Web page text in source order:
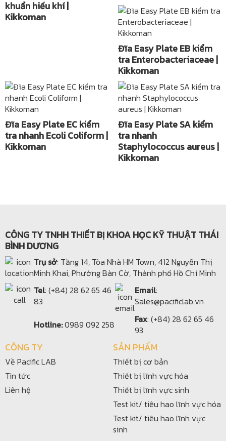
khuẩn hiếu khí |
Kikkoman
Đĩa Easy Plate EB kiểm
tra Enterobacteriaceae |
Kikkoman
Đĩa Easy Plate EC kiểm
tra nhanh Ecoli Coliform |
Kikkoman
Đĩa Easy Plate SA kiểm
tra nhanh
Staphylococcus aureus |
Kikkoman
CÔNG TY TNHH THIẾT BỊ KHOA HỌC KỸ THUẬT THÁI
BÌNH DƯƠNG
Trụ sở: Tầng 14, Tòa Nhà HM Town, 412 Nguyễn Thị
Minh Khai, Phường Bàn Cờ, Thành phố Hồ Chí Minh
Tel: (+84) 28 62 65 46
83
Email:
Sales@pacificlab.vn
Hotline:0989 092 258 Fax: (+84) 28 62 65 46
93
CÔNG TY
Về Pacific LAB
Tin tức
Liên hệ
SẢN PHẨM
Thiết bị cơ bản
Thiết bị lĩnh vực hóa
Thiết bị lĩnh vực sinh
Test kit/ tiêu hao lĩnh vực hóa
Test kit/ tiêu hao lĩnh vực
sinh